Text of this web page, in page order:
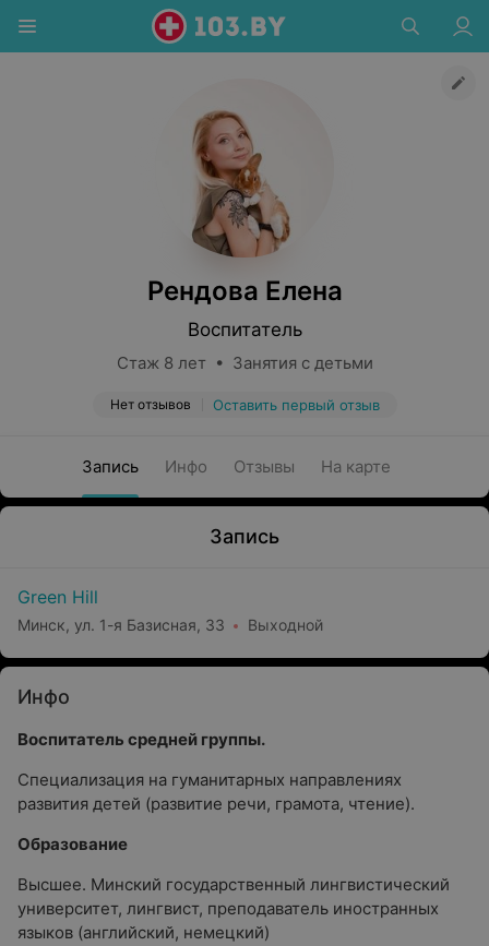
Рендова Елена
Воспитатель
Стаж 8 лет • Занятия с детьми
Нет отзывов Оставить первый отзыв
Запись Инфо Отзывы На карте
Запись
Green Hill
Минск, ул. 1-я Базисная, 33 Выходной
Инфо
Воспитатель средней группы.
Специализация на гуманитарных направлениях
развития детей (развитие речи, грамота, чтение).
Образование
Высшее. Минский государственный лингвистический
университет, лингвист, преподаватель иностранных
языков (английский, немецкий)